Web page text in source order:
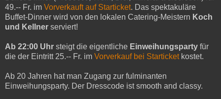
49.-- Fr. im Vorverkauft auf Starticket. Das spektakuläre
Buffet-Dinner wird von den lokalen Catering-Meistern Koch
und Kellner serviert!
Ab 22:00 Uhr steigt die eigentliche Einweihungsparty für
die der Eintritt 25.-- Fr. im Vorverkauf bei Starticketkostet.
Ab 20 Jahren hat man Zugang zur fulminanten
Einweihungsparty. Der Dresscode ist smooth and classy.